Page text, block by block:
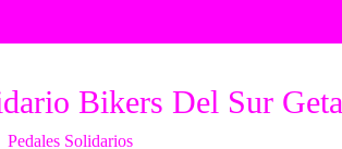
Bikers Del Sur
Pedales Solidarios